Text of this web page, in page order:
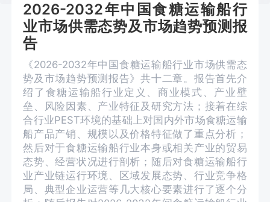
2026-2032年中国食糖运输船行
业市场供需态势及市场趋势预测报
告
《2026-2032年中国食糖运输船行业市场供需态
势及市场趋势预测报告》共十二章。报告首先介
绍了食糖运输船行业定义、商业模式、产业壁
垒、风险因素、产业特征及研究方法；接着在综
合行业PEST环境的基础上对国内外市场食糖运输
船产品产销、规模以及价格特征做了重点分析；
然后对于食糖运输船行业本身或相关产业的贸易
态势、经营状况进行剖析；随后对食糖运输船行
业产业链运行环境、区域发展态势、行业竞争格
局、典型企业运营等几大核心要素进行了逐个分